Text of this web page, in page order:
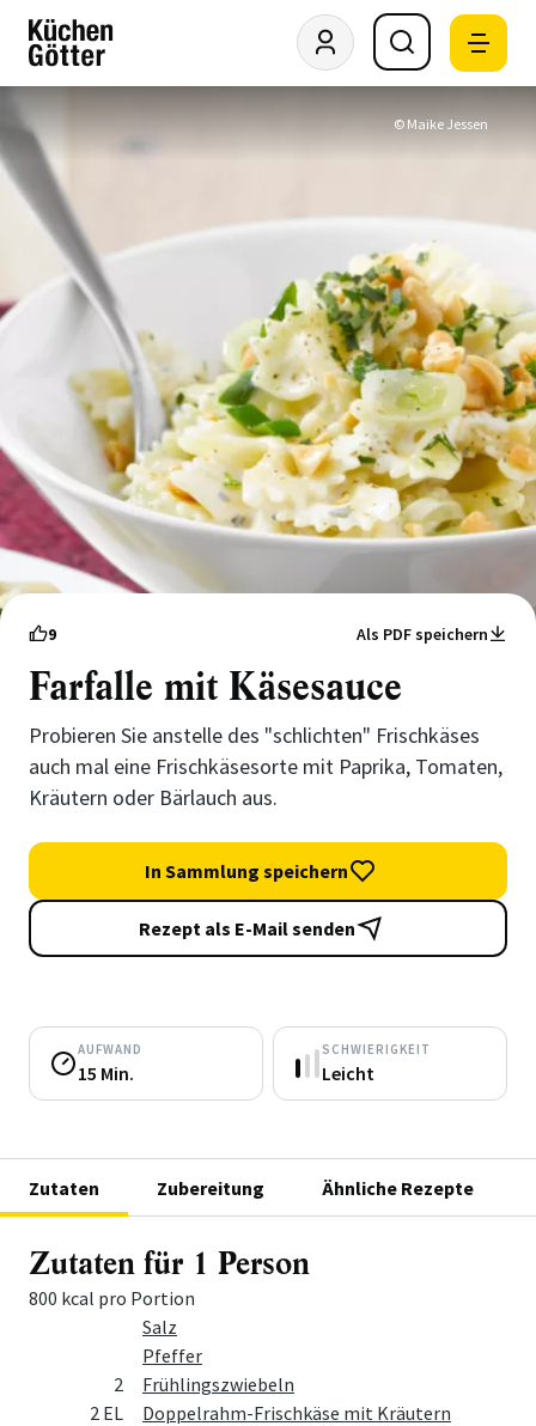
© Maike Jessen
9 Als PDF speichern
Farfalle mit Käsesauce
Probieren Sie anstelle des "schlichten" Frischkäses
auch mal eine Frischkäsesorte mit Paprika, Tomaten,
Kräutern oder Bärlauch aus.
In Sammlung speichern
Rezept als E-Mail senden
AUFWAND
15 Min.
SCHWIERIGKEIT
Leicht
Zutaten Zubereitung Ähnliche Rezepte
Zutaten für 1 Person
800 kcal pro Portion
Salz
Pfeffer
2
Frühlingszwiebeln
2 EL
Doppelrahm-Frischkäse mit Kräutern